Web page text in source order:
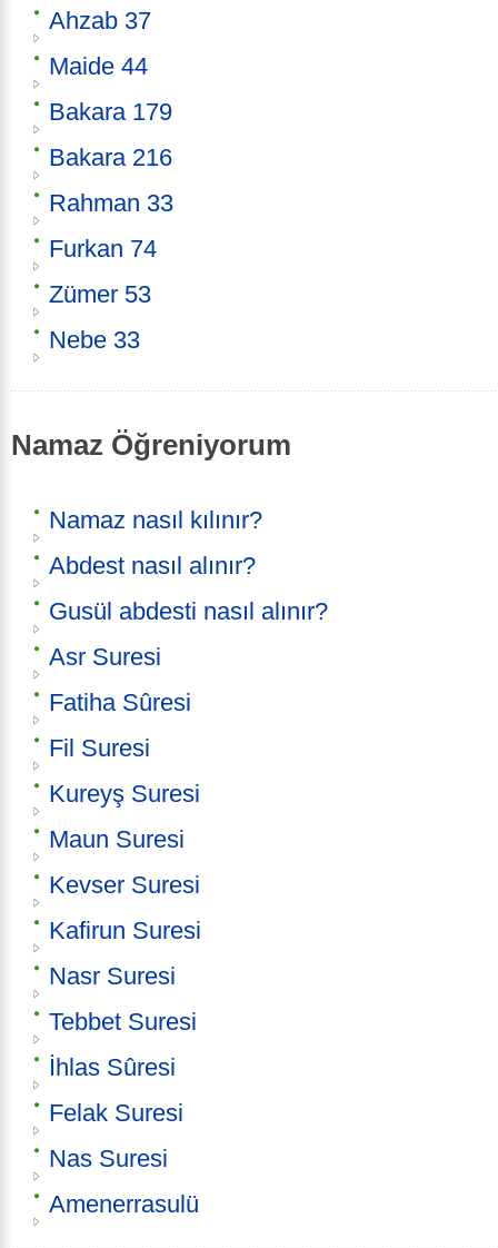
Ahzab 37
Maide 44
Bakara 179
Bakara 216
Rahman 33
Furkan 74
Zümer 53
Nebe 33
Namaz Öğreniyorum
Namaz nasıl kılınır?
Abdest nasıl alınır?
Gusül abdesti nasıl alınır?
Asr Suresi
Fatiha Sûresi
Fil Suresi
Kureyş Suresi
Maun Suresi
Kevser Suresi
Kafirun Suresi
Nasr Suresi
Tebbet Suresi
İhlas Sûresi
Felak Suresi
Nas Suresi
Amenerrasulü